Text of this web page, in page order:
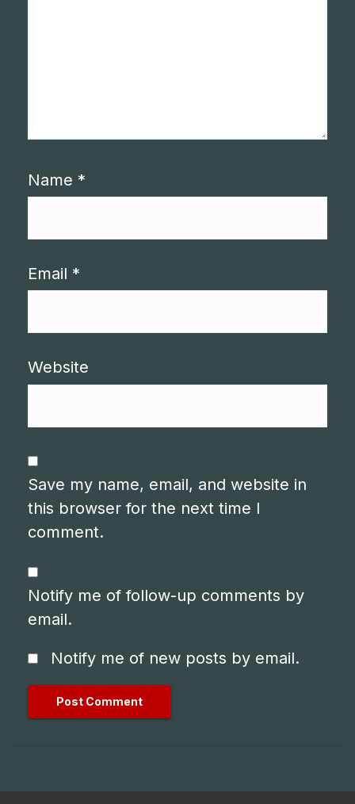
Name *
Email *
Website
Save my name, email, and website in
this browser for the next time I
comment.
Notify me of follow-up comments by
email.
Notify me of new posts by email.